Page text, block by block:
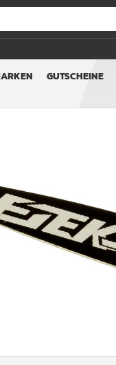
GUTSCHEINE